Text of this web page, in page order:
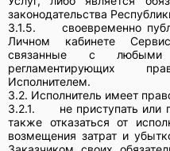
законодательства
3.1.5.
своевременно
Личном кабинете
связанные с любыми
регламентирующих
Исполнителем.
3.2. Исполнитель имеет
3.2.1.
не приступать или
также отказаться от
возмещения затрат и